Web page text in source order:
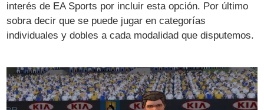
interés de EA Sports por incluir esta opción. Por último
sobra decir que se puede jugar en categorías
individuales y dobles a cada modalidad que disputemos.